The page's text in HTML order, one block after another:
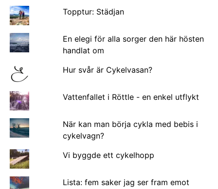
Topptur: Städjan
En elegi för alla sorger den här hösten
handlat om
Hur svår är Cykelvasan?
Vattenfallet i Röttle - en enkel utflykt
När kan man börja cykla med bebis i
cykelvagn?
Vi byggde ett cykelhopp
Lista: fem saker jag ser fram emot